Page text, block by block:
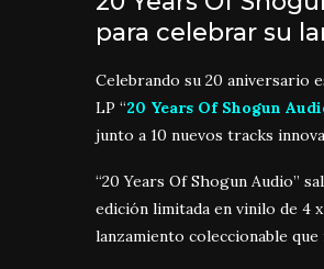
para celebrar su
Celebrando su 20 aniversario
LP “20 Years Of Shogun
junto a 10 nuevos tracks
“20 Years Of Shogun Audio”
edición limitada en vinilo de 4
lanzamiento coleccionable que